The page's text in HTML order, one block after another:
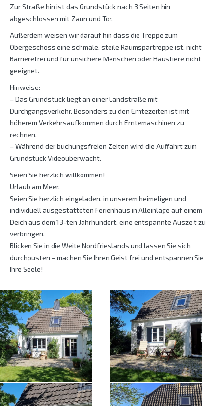
Zur Straße hin ist das Grundstück nach 3 Seiten hin
abgeschlossen mit Zaun und Tor.
Außerdem weisen wir darauf hin dass die Treppe zum
Obergeschoss eine schmale, steile Raumspartreppe ist, nicht
Barrierefrei und für unsichere Menschen oder Haustiere nicht
geeignet.
Hinweise:
– Das Grundstück liegt an einer Landstraße mit
Durchgangsverkehr. Besonders zu den Erntezeiten ist mit
höherem Verkehrsaufkommen durch Erntemaschinen zu
rechnen.
– Während der buchungsfreien Zeiten wird die Auffahrt zum
Grundstück Videoüberwacht.
Seien Sie herzlich willkommen!
Urlaub am Meer.
Seien Sie herzlich eingeladen, in unserem heimeligen und
individuell ausgestatteten Ferienhaus in Alleinlage auf einem
Deich aus dem 13-ten Jahrhundert, eine entspannte Auszeit zu
verbringen.
Blicken Sie in die Weite Nordfrieslands und lassen Sie sich
durchpusten – machen Sie Ihren Geist frei und entspannen Sie
Ihre Seele!